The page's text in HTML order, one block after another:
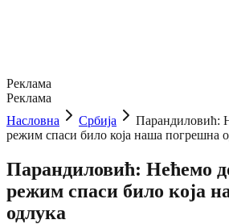
Реклама
Реклама
Насловна
Србија
Парандиловић:
режим спаси било која наша погрешна
Парандиловић: Нећемо
режим спаси било која
одлука